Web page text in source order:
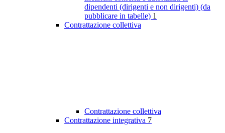
dipendenti (dirigenti e non dirigenti) (da
pubblicare in tabelle) 1
Contrattazione collettiva
Contrattazione collettiva
Contrattazione integrativa 7